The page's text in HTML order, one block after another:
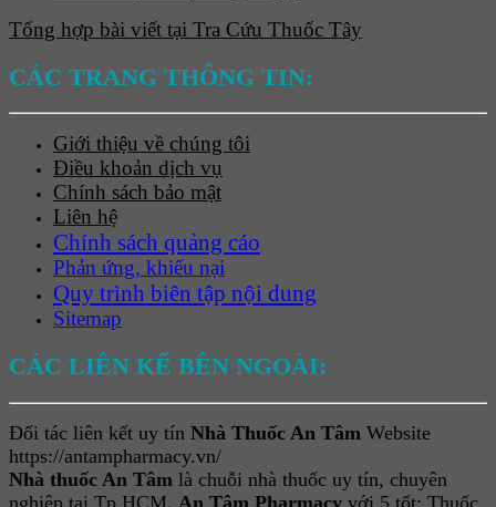
Tổng hợp bài viết tại Tra Cứu Thuốc Tây
CÁC TRANG THÔNG TIN:
Giới thiệu về chúng tôi
Điều khoản dịch vụ
Chính sách bảo mật
Liên hệ
Chính sách quảng cáo
Phản ứng, khiếu nại
Quy trình biên tập nội dung
Sitemap
CÁC LIÊN KẾ BÊN NGOÀI:
Đối tác liên kết uy tín Nhà Thuốc An Tâm Website
https://antampharmacy.vn/
Nhà thuốc An Tâm là chuỗi nhà thuốc uy tín, chuyên
nghiệp tại Tp HCM. An Tâm Pharmacy với 5 tốt: Thuốc